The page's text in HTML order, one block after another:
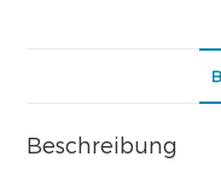
Beschreibung